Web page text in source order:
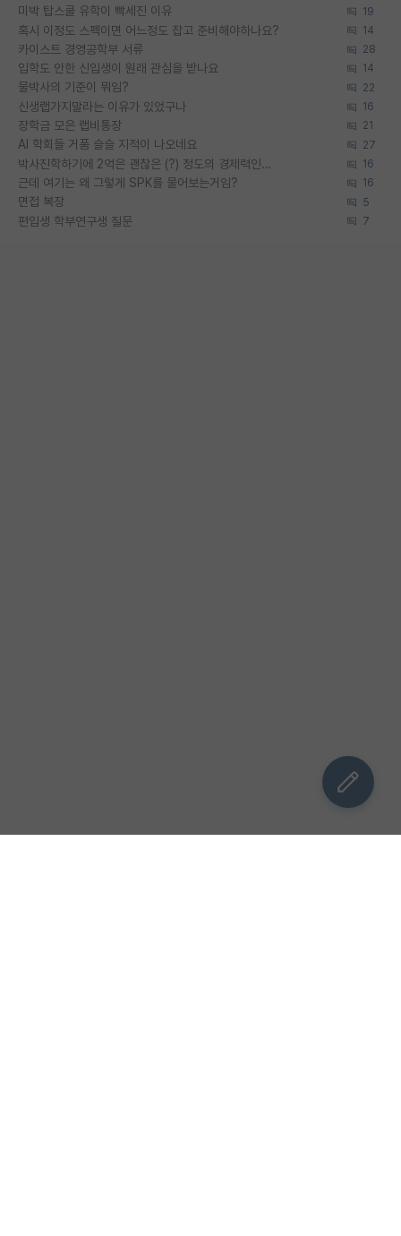
미박 탑스쿨 유학이 빡세진 이유 19
혹시 이정도 스펙이면 어느정도 잡고 준비해야하나요? 14
카이스트 경영공학부 서류 28
입학도 안한 신입생이 원래 관심을 받나요 14
물박사의 기준이 뭐임? 22
신생랩가지말라는 이유가 있었구나 16
장학금 모은 랩비통장 21
AI 학회들 거품 슬슬 지적이 나오네요 27
박사진학하기에 2억은 괜찮은 (?) 정도의 경제력인가요 16
근데 여기는 왜 그렇게 SPK를 물어보는거임? 16
면접 복장 5
편입생 학부연구생 질문 7